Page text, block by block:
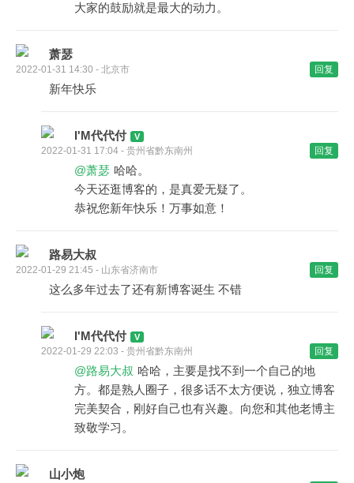
大家的鼓励就是最大的动力。
萧瑟
2022-01-31 14:30 - 北京市 回复
新年快乐
I'M代代付
2022-01-31 17:04 - 贵州省黔东南州 回复
@萧瑟 哈哈。
今天还逛博客的，是真爱无疑了。
恭祝您新年快乐！万事如意！
路易大叔
2022-01-29 21:45 - 山东省济南市 回复
这么多年过去了还有新博客诞生 不错
I'M代代付
2022-01-29 22:03 - 贵州省黔东南州 回复
@路易大叔 哈哈，主要是找不到一个自己的地
方。都是熟人圈子，很多话不太方便说，独立博客
完美契合，刚好自己也有兴趣。向您和其他老博主
致敬学习。
山小炮